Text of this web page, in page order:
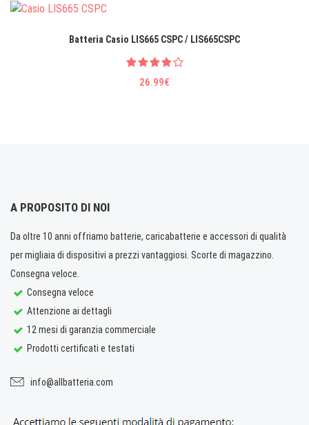
Batteria Casio LIS665 CSPC / LIS665CSPC
26.99€
A PROPOSITO DI NOI
Da oltre 10 anni offriamo batterie, caricabatterie e accessori di qualità
per migliaia di dispositivi a prezzi vantaggiosi. Scorte di magazzino.
Consegna veloce.
Consegna veloce
Attenzione ai dettagli
12 mesi di garanzia commerciale
Prodotti certificati e testati
info@allbatteria.com